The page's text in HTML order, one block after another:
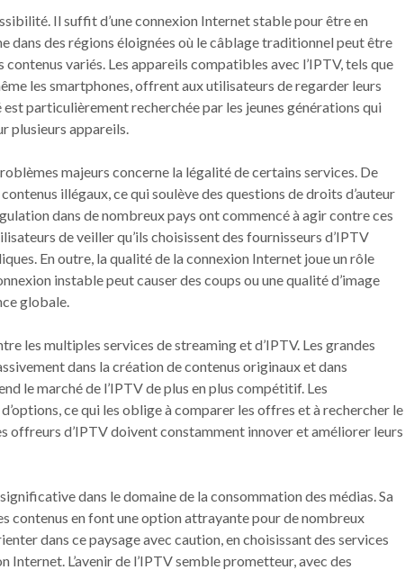
Il suffit d’une connexion Internet stable pour être en
dans des régions éloignées où le câblage traditionnel peut être
variés. Les appareils compatibles avec l’IPTV, tels que
les smartphones, offrent aux utilisateurs de regarder leurs
particulièrement recherchée par les jeunes générations qui
plusieurs appareils.
majeurs concerne la légalité de certains services. De
illégaux, ce qui soulève des questions de droits d’auteur
dans de nombreux pays ont commencé à agir contre ces
de veiller qu’ils choisissent des fournisseurs d’IPTV
En outre, la qualité de la connexion Internet joue un rôle
instable peut causer des coups ou une qualité d’image
globale.
les multiples services de streaming et d’IPTV. Les grandes
dans la création de contenus originaux et dans
le marché de l’IPTV de plus en plus compétitif. Les
ce qui les oblige à comparer les offres et à rechercher le
offreurs d’IPTV doivent constamment innover et améliorer leurs
dans le domaine de la consommation des médias. Sa
contenus en font une option attrayante pour de nombreux
dans ce paysage avec caution, en choisissant des services
L’avenir de l’IPTV semble prometteur, avec des